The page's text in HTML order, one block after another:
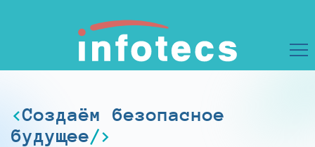
Создаём безопасное
будущее